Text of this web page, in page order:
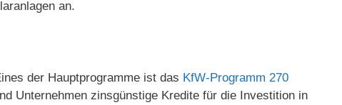
an.
der Hauptprogramme ist das KfW-Programm 270
Unternehmen zinsgünstige Kredite für die Investition in